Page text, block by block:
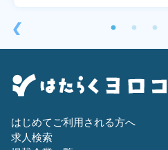
❮
はじめてご利用される方へ
求人検索